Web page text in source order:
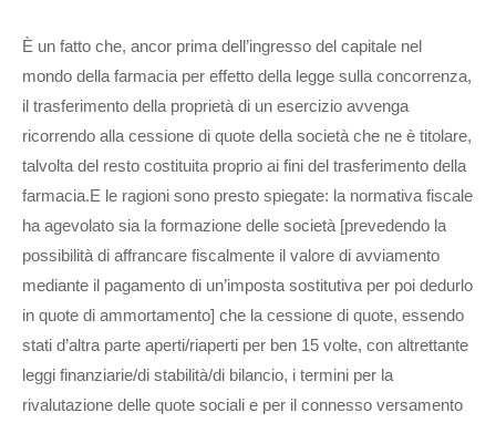
È un fatto che, ancor prima dell’ingresso del capitale nel
mondo della farmacia per effetto della legge sulla concorrenza,
il trasferimento della proprietà di un esercizio avvenga
ricorrendo alla cessione di quote della società che ne è titolare,
talvolta del resto costituita proprio ai fini del trasferimento della
farmacia.E le ragioni sono presto spiegate: la normativa fiscale
ha agevolato sia la formazione delle società [prevedendo la
possibilità di affrancare fiscalmente il valore di avviamento
mediante il pagamento di un’imposta sostitutiva per poi dedurlo
in quote di ammortamento] che la cessione di quote, essendo
stati d’altra parte aperti/riaperti per ben 15 volte, con altrettante
leggi finanziarie/di stabilità/di bilancio, i termini per la
rivalutazione delle quote sociali e per il connesso versamento